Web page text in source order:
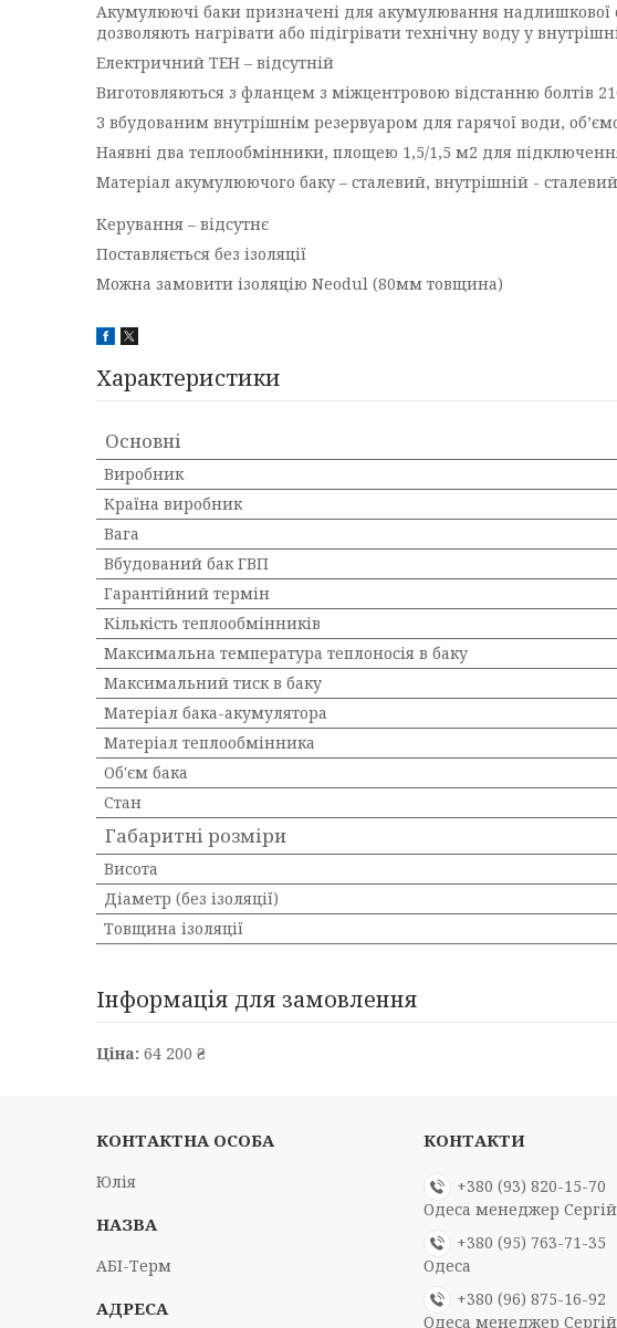
Акумулюючі баки призначені для акумулювання надлишкової
дозволяють нагрівати або підігрівати технічну воду у
Електричний ТЕН – відсутній
Виготовляються з фланцем з міжцентровою відстанню болтів
З вбудованим внутрішнім резервуаром для гарячої води,
Наявні два теплообмінники, площею 1,5/1,5 м2 для
Матеріал акумулюючого баку – сталевий, внутрішній - сталевий
Керування – відсутнє
Поставляється без ізоляції
Можна замовити ізоляцію Neodul (80мм товщина)
Характеристики
Основні
Виробник
Країна виробник
Вага
Вбудований бак ГВП
Гарантійний термін
Кількість теплообмінників
Максимальна температура теплоносія в баку
Максимальний тиск в баку
Матеріал бака-акумулятора
Матеріал теплообмінника
Об'єм бака
Стан
Габаритні розміри
Висота
Діаметр (без ізоляції)
Товщина ізоляції
Інформація для замовлення
Ціна: 64 200 ₴
Юлія
АБІ-Терм
+380 (93) 820-15-70
Одеса менеджер Сергій
+380 (95) 763-71-35
Одеса
+380 (96) 875-16-92
Одеса менеджер Сергій